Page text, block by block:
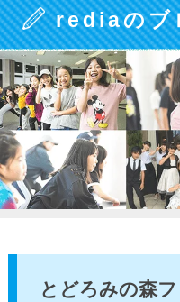
rediaのブ
とどろみの森